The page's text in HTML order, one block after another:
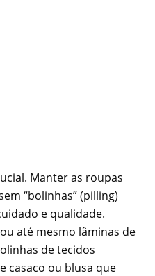
Manter as roupas
“bolinhas” (pilling)
e qualidade.
até mesmo lâminas de
de tecidos
casaco ou blusa que